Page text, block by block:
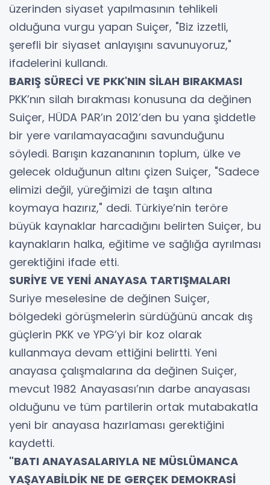
üzerinden siyaset yapılmasının tehlikeli
olduğuna vurgu yapan Suiçer, "Biz izzetli,
şerefli bir siyaset anlayışını savunuyoruz,"
ifadelerini kullandı.
BARIŞ SÜRECİ VE PKK'NIN SİLAH BIRAKMASI
PKK’nın silah bırakması konusuna da değinen
Suiçer, HÜDA PAR’ın 2012’den bu yana şiddetle
bir yere varılamayacağını savunduğunu
söyledi. Barışın kazananının toplum, ülke ve
gelecek olduğunun altını çizen Suiçer, "Sadece
elimizi değil, yüreğimizi de taşın altına
koymaya hazırız," dedi. Türkiye’nin teröre
büyük kaynaklar harcadığını belirten Suiçer, bu
kaynakların halka, eğitime ve sağlığa ayrılması
gerektiğini ifade etti.
SURİYE VE YENİ ANAYASA TARTIŞMALARI
Suriye meselesine de değinen Suiçer,
bölgedeki görüşmelerin sürdüğünü ancak dış
güçlerin PKK ve YPG’yi bir koz olarak
kullanmaya devam ettiğini belirtti. Yeni
anayasa çalışmalarına da değinen Suiçer,
mevcut 1982 Anayasası’nın darbe anayasası
olduğunu ve tüm partilerin ortak mutabakatla
yeni bir anayasa hazırlaması gerektiğini
kaydetti.
"BATI ANAYASALARIYLA NE MÜSLÜMANCA
YAŞAYABİLDİK NE DE GERÇEK DEMOKRASİ